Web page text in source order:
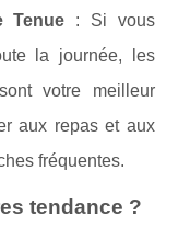
Tenue : Si vous
la journée, les
votre meilleur
aux repas et aux
fréquentes.
tendance ?